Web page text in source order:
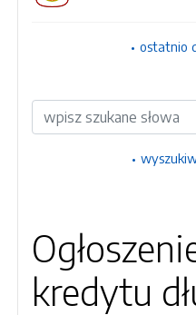
ostatnio
Wyszukiwarka
kredytu